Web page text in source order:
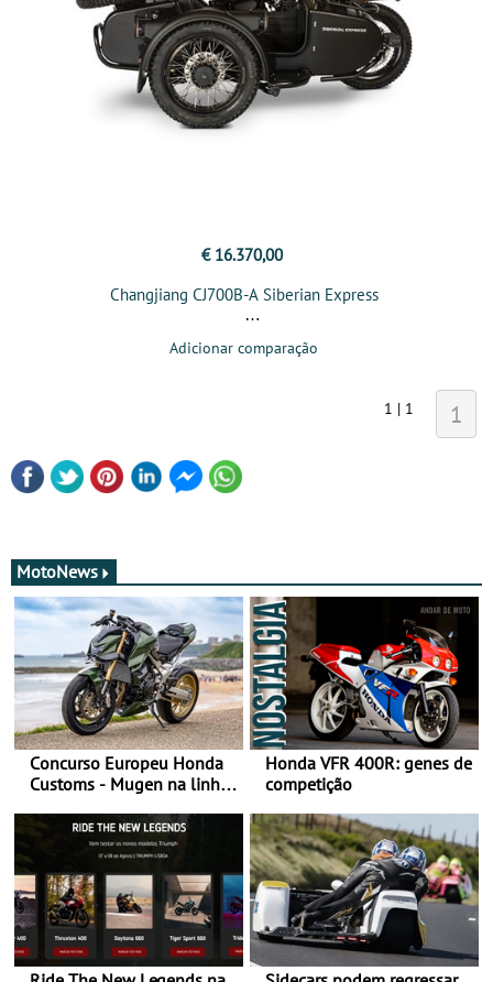
€ 16.370,00
Changjiang CJ700B-A Siberian Express
Adicionar comparação
1 | 1 1
MotoNews
Concurso Europeu Honda
Customs - Mugen na linha
ganhar
Honda VFR 400R: genes de
competição